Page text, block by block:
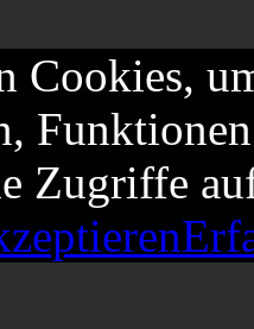
Cookies,
Zugriffe